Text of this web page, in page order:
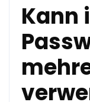
Kann